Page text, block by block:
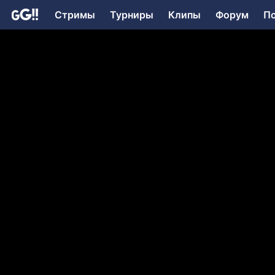
Стримы Турниры Клипы Форум